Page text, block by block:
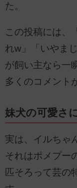
た。
この投稿には、
れw」「いやま
が飼い主なら一
多くのコメント
妹犬の可愛さ
実は、イルちゃ
それはポメプー
匹そろって芸の